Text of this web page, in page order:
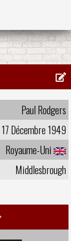
Paul Rodgers
17 Décembre 1949
Royaume-Uni
Middlesbrough